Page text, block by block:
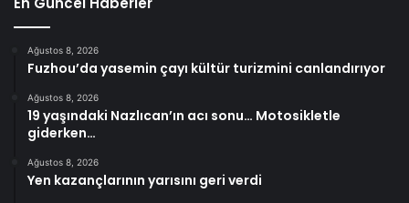
Ağustos 8, 2026
Fuzhou’da yasemin çayı kültür turizmini canlandırıyor
Ağustos 8, 2026
19 yaşındaki Nazlıcan’ın acı sonu… Motosikletle
giderken…
Ağustos 8, 2026
Yen kazançlarının yarısını geri verdi